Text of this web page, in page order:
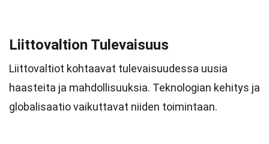
Liittovaltion Tulevaisuus
Liittovaltiot kohtaavat tulevaisuudessa uusia
haasteita ja mahdollisuuksia. Teknologian kehitys ja
globalisaatio vaikuttavat niiden toimintaan.